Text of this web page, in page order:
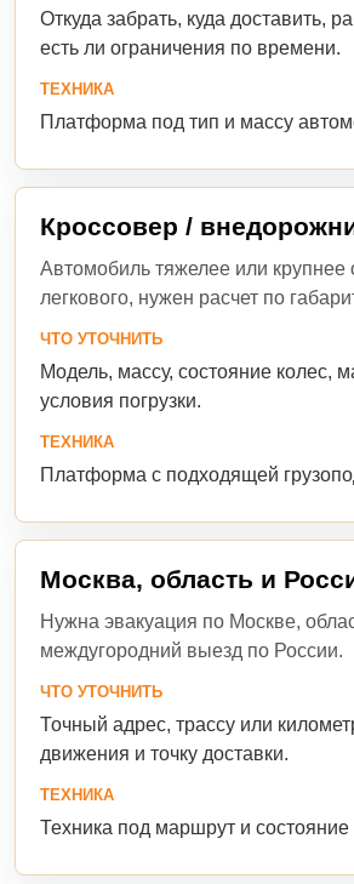
Откуда забрать, куда доставить,
есть ли ограничения по времени.
ТЕХНИКА
Платформа под тип и массу
Кроссовер /
Автомобиль тяжелее или крупнее
легкового, нужен расчет по
ЧТО УТОЧНИТЬ
Модель, массу, состояние колес,
условия погрузки.
ТЕХНИКА
Платформа с подходящей
Москва, область и
Нужна эвакуация по Москве,
междугородний выезд по России.
ЧТО УТОЧНИТЬ
Точный адрес, трассу или
движения и точку доставки.
ТЕХНИКА
Техника под маршрут и состояние